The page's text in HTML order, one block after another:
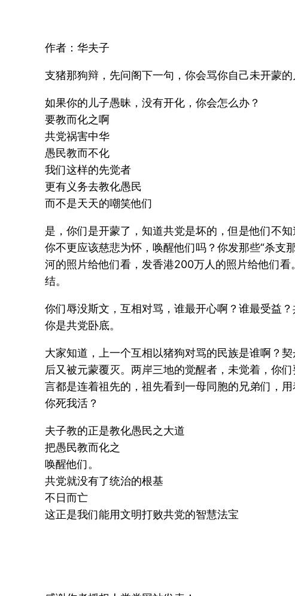
作者：华夫子
支猪那狗辩，先问阁下一句，你会骂你自己未开蒙的
如果你的儿子愚昧，没有开化，你会怎么办？
要教而化之啊
共党祸害中华
愚民教而不化
我们这样的先觉者
更有义务去教化愚民
而不是天天的嘲笑他们
是，你们是开蒙了，知道共党是坏的，但是他们不
你不更应该慈悲为怀，唤醒他们吗？你发那些“杀支
河的照片给他们看，发香港200万人的照片给他们
结。
你们辱没斯文，互相对骂，谁最开心啊？谁最受益
你是共党卧底。
大家知道，上一个互相以猪狗对骂的民族是谁啊？
后又被元蒙覆灭。两岸三地的觉醒者，未觉着，你
言都是连着祖先的，祖先看到一母同胞的兄弟们，
你死我活？
夫子教的正是教化愚民之大道
把愚民教而化之
唤醒他们。
共党就没有了统治的根基
不日而亡
这正是我们能用文明打败共党的智慧法宝